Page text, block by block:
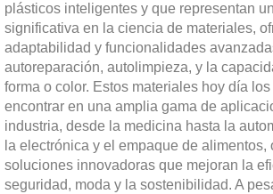
plásticos inteligentes y que representan
significativa en la ciencia de materiales,
adaptabilidad y funcionalidades
autoreparación, autolimpieza, y la
forma o color. Estos materiales hoy día
encontrar en una amplia gama de
industria, desde la medicina hasta la
la electrónica y el empaque de alimentos,
soluciones innovadoras que mejoran la
seguridad, moda y la sostenibilidad. A